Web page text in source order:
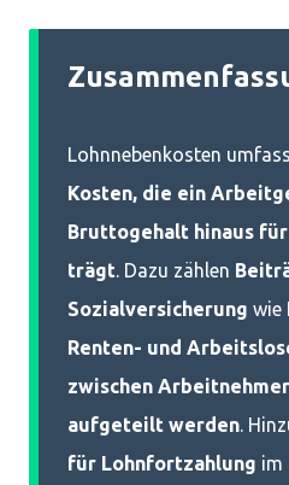
Lohnnebenkosten
Kosten, die ein
Bruttogehalt hinaus
trägt. Dazu zählen
Sozialversicherung wie
Renten- und
zwischen
aufgeteilt werden.
für Lohnfortzahlung im